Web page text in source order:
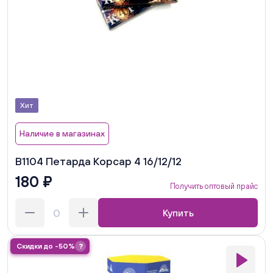
Хит
Наличие в магазинах
В1104 Петарда Корсар 4 16/12/12
180 ₽ Получить оптовый прайс
Купить
Скидки до -50% ?